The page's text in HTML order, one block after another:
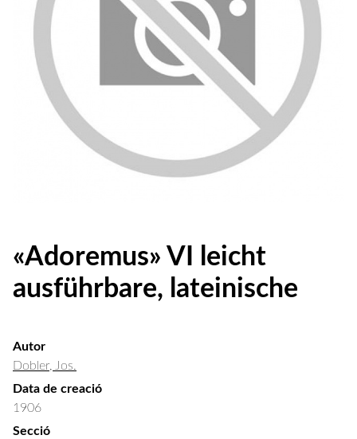
«Adoremus» VI leicht
ausführbare, lateinische
Autor
Dobler, Jos.
Data de creació
1906
Secció